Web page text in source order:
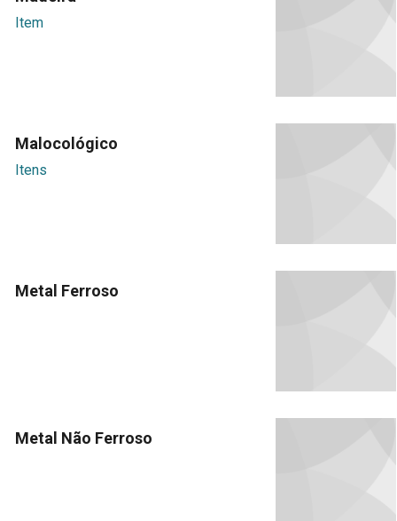
Item
Malocológico
Itens
Metal Ferroso
Metal Não Ferroso